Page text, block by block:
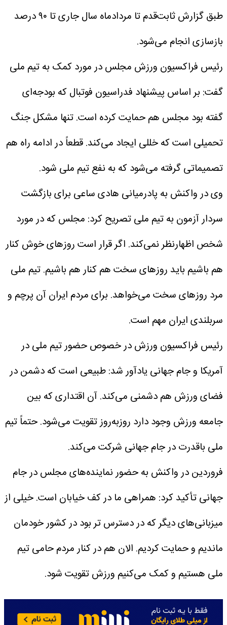
طبق گزارش ثابت‌قدم تا مردادماه سال جاری تا ۹۰ درصد
بازسازی انجام می‌شود.
رئیس فراکسیون ورزش مجلس در مورد کمک به تیم ملی
گفت: بر اساس پیشنهاد فدراسیون فوتبال که بودجه‌ای
گفته بود مجلس هم حمایت کرده است. تنها مشکل جنگ
تحمیلی است که خللی ایجاد می‌کند. قطعاً در ادامه راه هم
تصمیماتی گرفته می‌شود که به نفع تیم ملی شود.
وی در واکنش به پادرمیانی هادی ساعی برای بازگشت
سردار آزمون به تیم ملی تصریح کرد: مجلس که در مورد
شخص اظهارنظر نمی‌کند. اگر قرار است روزهای خوش کنار
هم باشیم باید روزهای سخت هم کنار هم باشیم. تیم ملی
مرد روزهای سخت می‌خواهد. برای مردم ایران آن پرچم و
سربلندی ایران مهم است.
رئیس فراکسیون ورزش در خصوص حضور تیم ملی در
آمریکا و جام جهانی یادآور شد: طبیعی است که دشمن در
فضای ورزش هم دشمنی می‌کند. آن اقتداری که بین
جامعه ورزش وجود دارد روزبه‌روز تقویت می‌شود. حتماً تیم
ملی باقدرت در جام جهانی شرکت می‌کند.
فروردین در واکنش به حضور نماینده‌های مجلس در جام
جهانی تأکید کرد: همراهی ما در کف خیابان است. خیلی از
میزبانی‌های دیگر که در دسترس تر بود در کشور خودمان
ماندیم و حمایت کردیم. الان هم در کنار مردم حامی تیم
ملی هستیم و کمک می‌کنیم ورزش تقویت شود.